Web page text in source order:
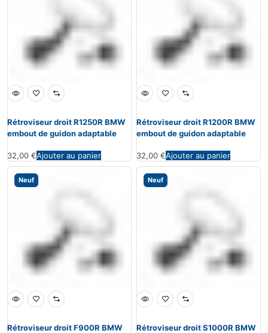
Rétroviseur droit R1250R BMW
embout de guidon adaptable
32,00 €Ajouter au panier
Rétroviseur droit R1200R BMW
embout de guidon adaptable
32,00 €Ajouter au panier
Neuf
Rétroviseur droit F900R BMW
Neuf
Rétroviseur droit S1000R BMW